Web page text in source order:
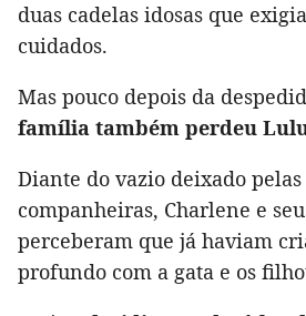
duas cadelas idosas que
cuidados.
Mas pouco depois da
família também perdeu
Diante do vazio deixado pelas
companheiras, Charlene e
perceberam que já haviam
profundo com a gata e os